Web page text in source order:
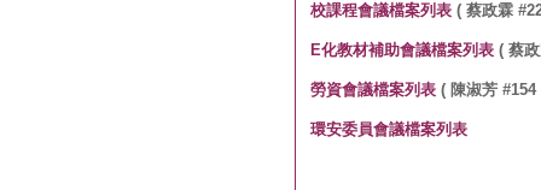
校課程會議檔案列表 ( 蔡政霖
E化教材補助會議檔案列表 ( 蔡
勞資會議檔案列表 ( 陳淑芳 #154
環安委員會議檔案列表